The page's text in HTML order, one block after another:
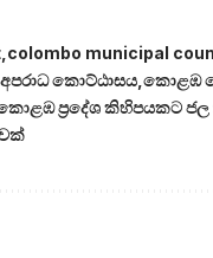
colombo municipal
කොට්ඨාසය කොළඹ
ප්‍රදේශ කිහිපයකට ජල